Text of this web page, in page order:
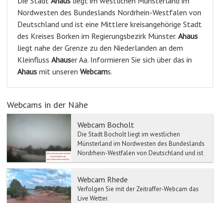
Nordwesten des Bundeslands Nordrhein-Westfalen von
Deutschland und ist eine Mittlere kreisangehörige Stadt
des Kreises Borken im Regierungsbezirk Münster. Ahaus
liegt nahe der Grenze zu den Niederlanden an dem
Kleinfluss Ahauser Aa. Informieren Sie sich über das in
Ahaus mit unseren Webcams.
Webcams in der Nähe
Webcam Bocholt
Die Stadt Bocholt liegt im westlichen
Münsterland im Nordwesten des Bundeslands
Nordrhein-Westfalen von Deutschland und ist
die grösste Stadt des K...
Webcam Rhede
Verfolgen Sie mit der Zeitraffer-Webcam das
Live Wetter.